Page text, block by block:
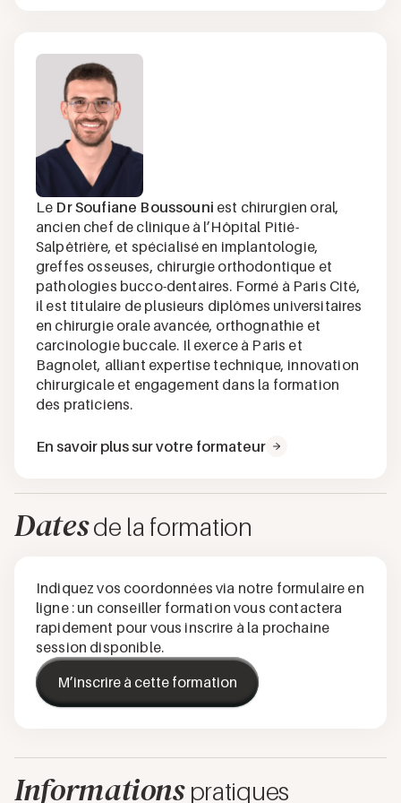
Le Dr Soufiane Boussouni est chirurgien oral,
ancien chef de clinique à l’Hôpital Pitié-
Salpêtrière, et spécialisé en implantologie,
greffes osseuses, chirurgie orthodontique et
pathologies bucco-dentaires. Formé à Paris Cité,
il est titulaire de plusieurs diplômes universitaires
en chirurgie orale avancée, orthognathie et
carcinologie buccale. Il exerce à Paris et
Bagnolet, alliant expertise technique, innovation
chirurgicale et engagement dans la formation
des praticiens.
En savoir plus sur votre formateur
Datesde la formation
Indiquez vos coordonnées via notre formulaire en
ligne : un conseiller formation vous contactera
rapidement pour vous inscrire à la prochaine
session disponible.
M’inscrire à cette formation
Informationspratiques